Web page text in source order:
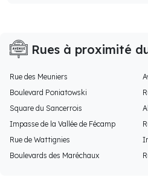
Rues à proximité
Rue des Meuniers
Boulevard Poniatowski
Square du Sancerrois
Impasse de la Vallée de Fécamp
Rue de Wattignies
Boulevards des Maréchaux